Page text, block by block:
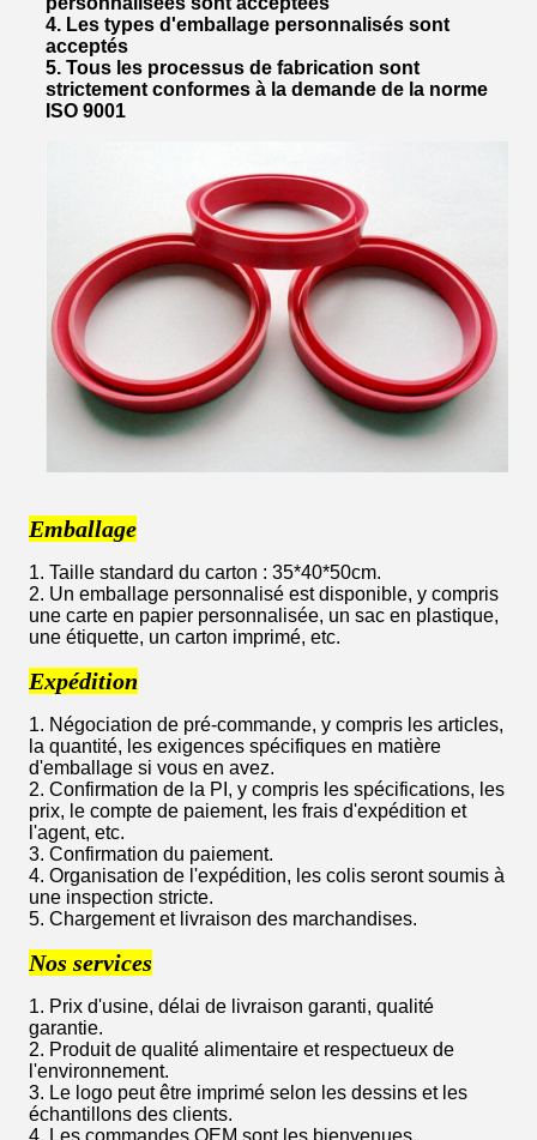
4. Les types d'emballage personnalisés sont
acceptés
5. Tous les processus de fabrication sont
strictement conformes à la demande de la norme
ISO 9001
Emballage
1. Taille standard du carton : 35*40*50cm.
2. Un emballage personnalisé est disponible, y compris
une carte en papier personnalisée, un sac en plastique,
une étiquette, un carton imprimé, etc.
Expédition
1. Négociation de pré-commande, y compris les articles,
la quantité, les exigences spécifiques en matière
d'emballage si vous en avez.
2. Confirmation de la PI, y compris les spécifications, les
prix, le compte de paiement, les frais d'expédition et
l'agent, etc.
3. Confirmation du paiement.
4. Organisation de l'expédition, les colis seront soumis à
une inspection stricte.
5. Chargement et livraison des marchandises.
Nos services
1. Prix d'usine, délai de livraison garanti, qualité
garantie.
2. Produit de qualité alimentaire et respectueux de
l'environnement.
3. Le logo peut être imprimé selon les dessins et les
échantillons des clients.
4. Les commandes OEM sont les bienvenues.